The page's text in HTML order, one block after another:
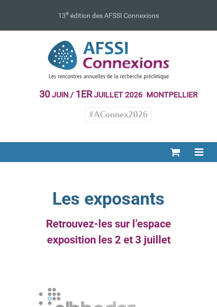
13e édition des AFSSI Connexions
30JUIN / 1ERJUILLET 2026 MONTPELLIER
#AConnex2026
Les exposants
Retrouvez-les sur l’espace
exposition les 2 et 3 juillet
ALBHADES PROVENCE